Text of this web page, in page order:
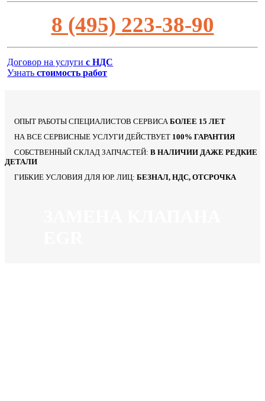
8 (495) 223-38-90
Договор на услугис НДС
Узнатьстоимость работ
ОПЫТ РАБОТЫ СПЕЦИАЛИСТОВ СЕРВИСА БОЛЕЕ 15 ЛЕТ
НА ВСЕ СЕРВИСНЫЕ УСЛУГИ ДЕЙСТВУЕТ 100% ГАРАНТИЯ
СОБСТВЕННЫЙ СКЛАД ЗАПЧАСТЕЙ: В НАЛИЧИИ ДАЖЕ РЕДКИЕ
ДЕТАЛИ
ГИБКИЕ УСЛОВИЯ ДЛЯ ЮР. ЛИЦ: БЕЗНАЛ, НДС, ОТСРОЧКА